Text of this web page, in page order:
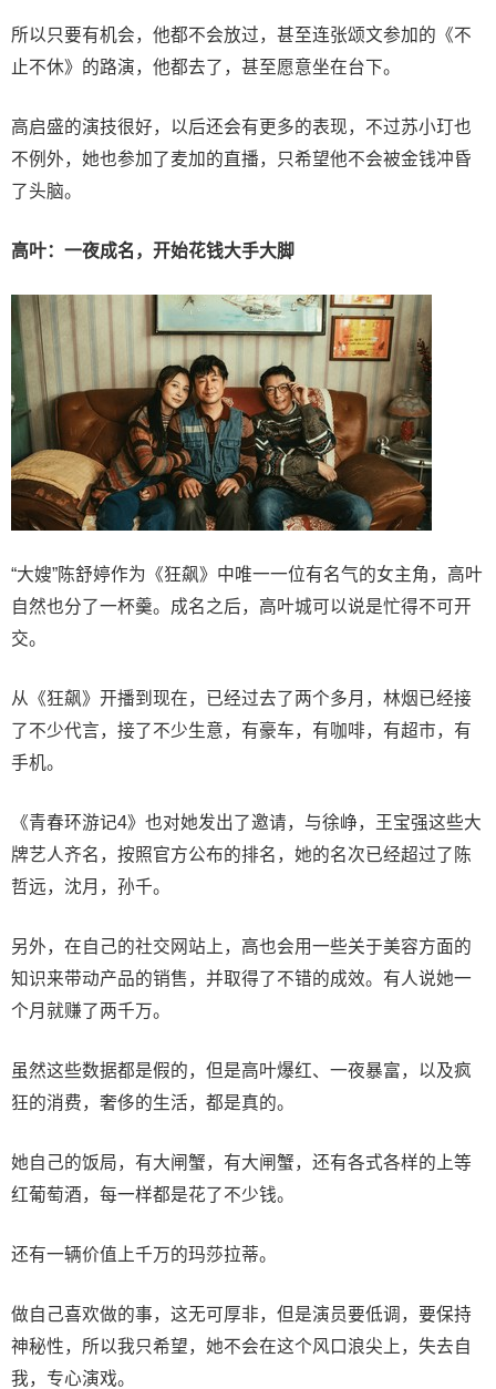
所以只要有机会，他都不会放过，甚至连张颂文参加的《不
止不休》的路演，他都去了，甚至愿意坐在台下。
高启盛的演技很好，以后还会有更多的表现，不过苏小玎也
不例外，她也参加了麦加的直播，只希望他不会被金钱冲昏
了头脑。
高叶：一夜成名，开始花钱大手大脚
“大嫂”陈舒婷作为《狂飙》中唯一一位有名气的女主角，高叶
自然也分了一杯羹。成名之后，高叶城可以说是忙得不可开
交。
从《狂飙》开播到现在，已经过去了两个多月，林烟已经接
了不少代言，接了不少生意，有豪车，有咖啡，有超市，有
手机。
《青春环游记4》也对她发出了邀请，与徐峥，王宝强这些大
牌艺人齐名，按照官方公布的排名，她的名次已经超过了陈
哲远，沈月，孙千。
另外，在自己的社交网站上，高也会用一些关于美容方面的
知识来带动产品的销售，并取得了不错的成效。有人说她一
个月就赚了两千万。
虽然这些数据都是假的，但是高叶爆红、一夜暴富，以及疯
狂的消费，奢侈的生活，都是真的。
她自己的饭局，有大闸蟹，有大闸蟹，还有各式各样的上等
红葡萄酒，每一样都是花了不少钱。
还有一辆价值上千万的玛莎拉蒂。
做自己喜欢做的事，这无可厚非，但是演员要低调，要保持
神秘性，所以我只希望，她不会在这个风口浪尖上，失去自
我，专心演戏。